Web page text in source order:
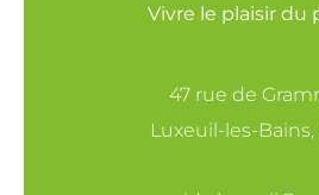
Vivre le plaisir du
47 rue de
Luxeuil-les-Bains,